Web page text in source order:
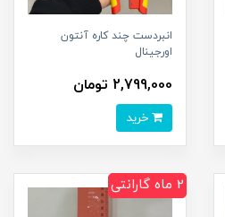
انبردست چند کاره آنتون
اورجينال
2,799,000 تومان
2 ماه گارانتی